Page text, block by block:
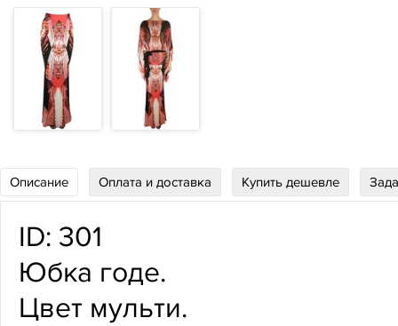
Описание Оплата и доставка Купить дешевле
ID: 301
Юбка годе.
Цвет мульти.